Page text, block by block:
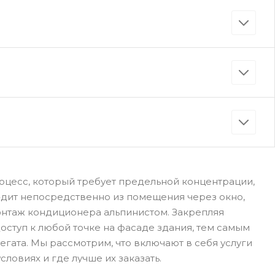
который требует предельной концентрации,
непосредственно из помещения через окно,
кондиционера альпинистом. Закрепляя
к любой точке на фасаде здания, тем самым
Мы рассмотрим, что включают в себя услуги
и где лучше их заказать.